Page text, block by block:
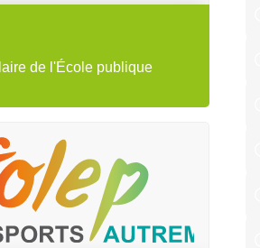
de l'École publique